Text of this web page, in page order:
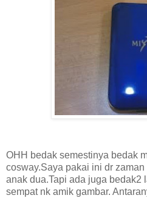
OHH bedak semestinya bedak
cosway.Saya pakai ini dr
anak dua.Tapi ada juga bedak2
sempat nk amik gambar.